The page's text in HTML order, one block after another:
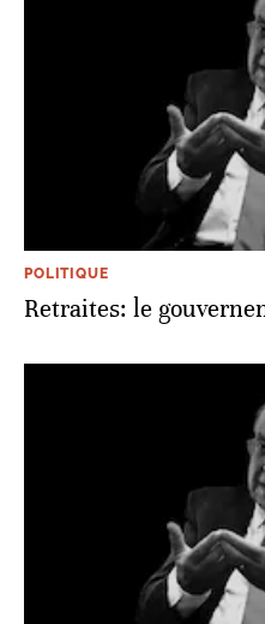
POLITIQUE
Retraites: le